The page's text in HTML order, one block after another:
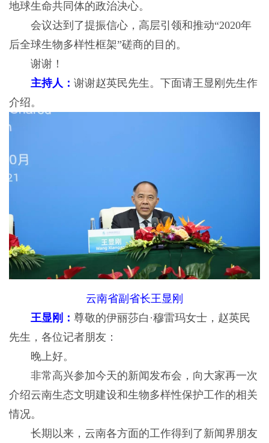
地球生命共同体的政治决心。
会议达到了提振信心，高层引领和推动“2020年
后全球生物多样性框架”磋商的目的。
谢谢！
主持人： 谢谢赵英民先生。下面请王显刚先生作
介绍。
云南省副省长王显刚
王显刚： 尊敬的伊丽莎白·穆雷玛女士，赵英民
先生，各位记者朋友：
晚上好。
非常高兴参加今天的新闻发布会，向大家再一次
介绍云南生态文明建设和生物多样性保护工作的相关
情况。
长期以来，云南各方面的工作得到了新闻界朋友